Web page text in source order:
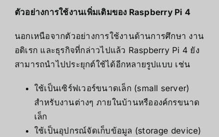
ตัวอย่างการใช้งานเพิ่มเติมของ Raspberry Pi 4
นอกเหนือจากตัวอย่างการใช้งานด้านการศึกษา งาน
อดิเรก และธุรกิจที่กล่าวไปแล้ว Raspberry Pi 4 ยัง
สามารถนำไปประยุกต์ใช้ได้อีกหลายรูปแบบ เช่น
ใช้เป็นเซิร์ฟเวอร์ขนาดเล็ก (small server)
สำหรับงานต่างๆ ภายในบ้านหรือองค์กรขนาด
เล็ก
ใช้เป็นอุปกรณ์จัดเก็บข้อมูล (storage device)